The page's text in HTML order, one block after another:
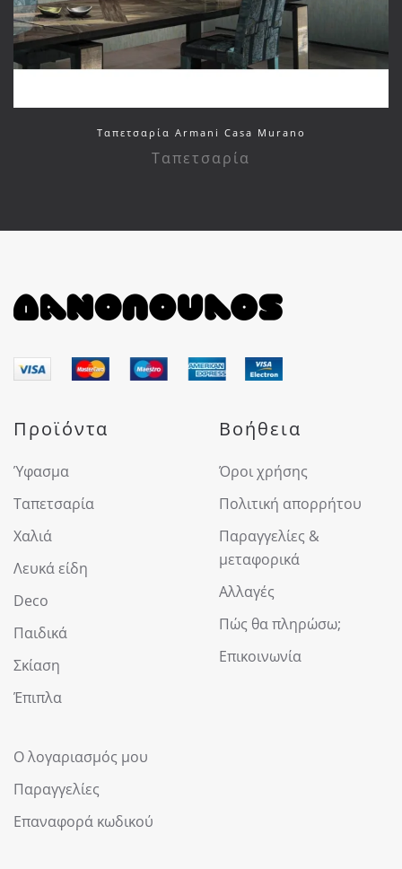
Ταπετσαρία Armani Casa Murano
Ταπετσαρία
Προϊόντα
Ύφασμα
Ταπετσαρία
Χαλιά
Λευκά είδη
Deco
Παιδικά
Σκίαση
Έπιπλα
Βοήθεια
Όροι χρήσης
Πολιτική απορρήτου
Παραγγελίες &
μεταφορικά
Αλλαγές
Πώς θα πληρώσω;
Επικοινωνία
Ο λογαριασμός μου
Παραγγελίες
Επαναφορά κωδικού